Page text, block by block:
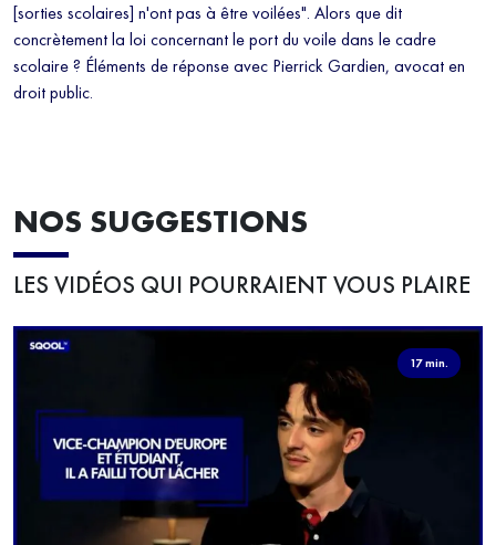
[sorties scolaires] n'ont pas à être voilées". Alors que dit
concrètement la loi concernant le port du voile dans le cadre
scolaire ? Éléments de réponse avec Pierrick Gardien, avocat en
droit public.
NOS SUGGESTIONS
LES VIDÉOS QUI POURRAIENT VOUS PLAIRE
17 min.